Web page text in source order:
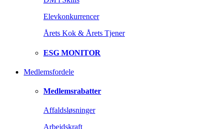
Elevkonkurrencer
Årets Kok & Årets Tjener
ESG MONITOR
Medlemsfordele
Medlemsrabatter
Affaldsløsninger
Arbejdskraft